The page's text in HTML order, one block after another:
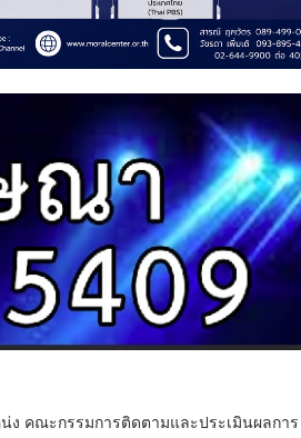
ง คณะกรรมการติดตามและประเมินผลการ